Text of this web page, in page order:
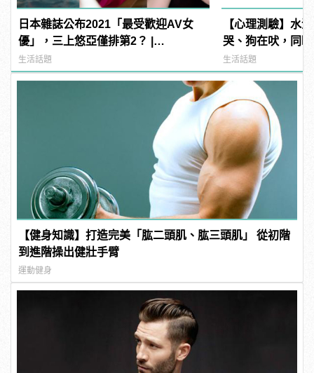
日本雜誌公布2021「最受歡迎AV女
優」，三上悠亞僅排第2？ |
manfashion這樣變型男
生活話題
【心理測驗】水
哭、狗在吠，同
件事？ |
生活話題
【健身知識】打造完美「肱二頭肌、肱三頭肌」 從初階
到進階操出健壯手臂
運動健身